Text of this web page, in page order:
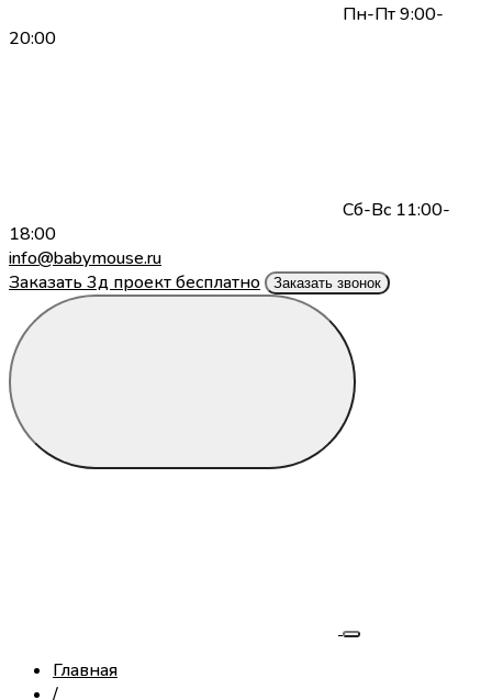
Пн-Пт 9:00-
20:00
Сб-Вс 11:00-
18:00
info@babymouse.ru
Заказать 3д проект бесплатно
Заказать звонок
Главная
/